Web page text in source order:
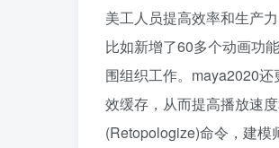
美工人员提高效率和生产
比如新增了60多个动画功
围组织工作。maya2020
效缓存，从而提高播放速
(Retopologize)命令，建模